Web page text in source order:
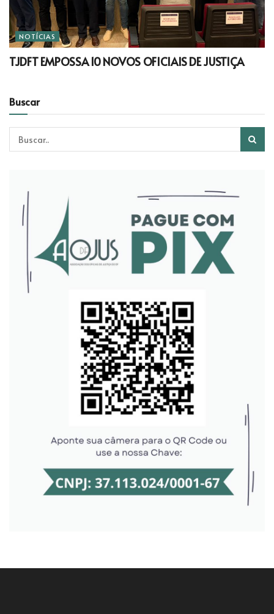
NOTÍCIAS
TJDFT EMPOSSA 10 NOVOS OFICIAIS DE JUSTIÇA
Buscar